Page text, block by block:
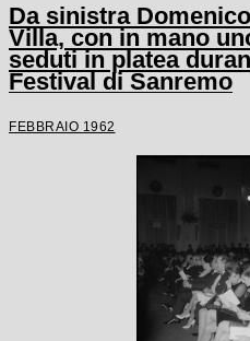
Da sinistra
Villa, con in mano
seduti in platea
Festival di Sanremo
FEBBRAIO 1962